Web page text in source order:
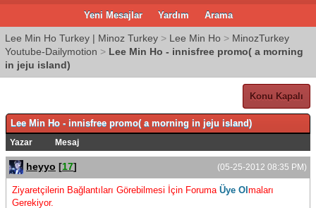
Yeni Mesajlar Yardım Arama
Lee Min Ho Turkey | Minoz Turkey > Lee Min Ho > MinozTurkey
Youtube-Dailymotion > Lee Min Ho - innisfree promo( a morning
in jeju island)
Konu Kapalı
Lee Min Ho - innisfree promo( a morning in jeju island)
Yazar Mesaj
(05-25-2012 08:35 PM)
heyyo [17]
Ziyaretçilerin Bağlantıları Görebilmesi İçin Foruma Üye Ol maları
Gerekiyor.